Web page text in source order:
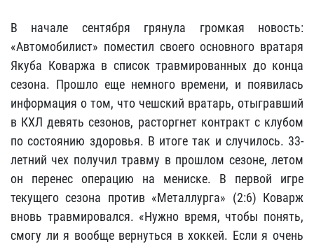
В начале сентября грянула громкая новость:
«Автомобилист» поместил своего основного вратаря
Якуба Коваржа в список травмированных до конца
сезона. Прошло еще немного времени, и появилась
информация о том, что чешский вратарь, отыгравший
в КХЛ девять сезонов, расторгнет контракт с клубом
по состоянию здоровья. В итоге так и случилось. 33-
летний чех получил травму в прошлом сезоне, летом
он перенес операцию на мениске. В первой игре
текущего сезона против «Металлурга» (2:6) Коварж
вновь травмировался. «Нужно время, чтобы понять,
смогу ли я вообще вернуться в хоккей. Если я очень